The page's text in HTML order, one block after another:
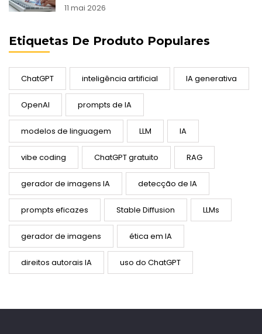
11 mai 2026
Etiquetas De Produto Populares
ChatGPT inteligência artificial IA generativa
OpenAI prompts de IA
modelos de linguagem LLM IA
vibe coding ChatGPT gratuito RAG
gerador de imagens IA detecção de IA
prompts eficazes Stable Diffusion LLMs
gerador de imagens ética em IA
direitos autorais IA uso do ChatGPT